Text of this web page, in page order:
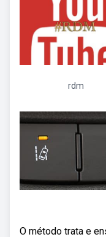
rdm
O método trata e